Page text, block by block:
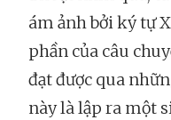
ám ảnh bởi ký tự
phần của câu
đạt được qua
này là lập ra một